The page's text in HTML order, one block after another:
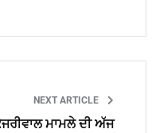
NEXT ARTICLE
ਮਾਮਲੇ ਦੀ ਅੱਜ